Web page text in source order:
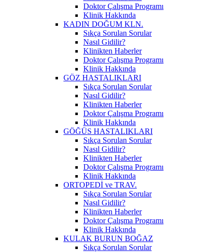
Doktor Çalışma Programı
Klinik Hakkında
KADIN DOĞUM KLN.
Sıkça Sorulan Sorular
Nasıl Gidilir?
Klinikten Haberler
Doktor Çalışma Programı
Klinik Hakkında
GÖZ HASTALIKLARI
Sıkça Sorulan Sorular
Nasıl Gidilir?
Klinikten Haberler
Doktor Çalışma Programı
Klinik Hakkında
GÖĞÜS HASTALIKLARI
Sıkça Sorulan Sorular
Nasıl Gidilir?
Klinikten Haberler
Doktor Çalışma Programı
Klinik Hakkında
ORTOPEDİ ve TRAV.
Sıkça Sorulan Sorular
Nasıl Gidilir?
Klinikten Haberler
Doktor Çalışma Programı
Klinik Hakkında
KULAK BURUN BOĞAZ
Sıkça Sorulan Sorular